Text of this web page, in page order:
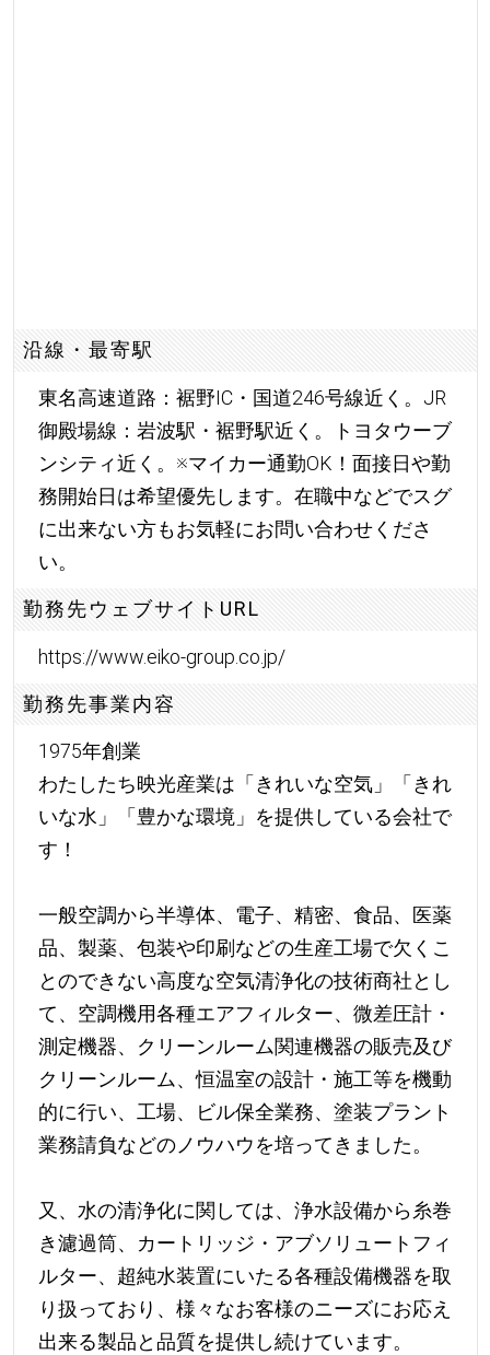
沿線・最寄駅
東名高速道路：裾野IC・国道246号線近く。JR
御殿場線：岩波駅・裾野駅近く。トヨタウーブ
ンシティ近く。※マイカー通勤OK！面接日や勤
務開始日は希望優先します。在職中などでスグ
に出来ない方もお気軽にお問い合わせくださ
い。
勤務先ウェブサイトURL
https://www.eiko-group.co.jp/
勤務先事業内容
1975年創業
わたしたち映光産業は「きれいな空気」「きれ
いな水」「豊かな環境」を提供している会社で
す！
一般空調から半導体、電子、精密、食品、医薬
品、製薬、包装や印刷などの生産工場で欠くこ
とのできない高度な空気清浄化の技術商社とし
て、空調機用各種エアフィルター、微差圧計・
測定機器、クリーンルーム関連機器の販売及び
クリーンルーム、恒温室の設計・施工等を機動
的に行い、工場、ビル保全業務、塗装プラント
業務請負などのノウハウを培ってきました。
又、水の清浄化に関しては、浄水設備から糸巻
き濾過筒、カートリッジ・アブソリュートフィ
ルター、超純水装置にいたる各種設備機器を取
り扱っており、様々なお客様のニーズにお応え
出来る製品と品質を提供し続けています。